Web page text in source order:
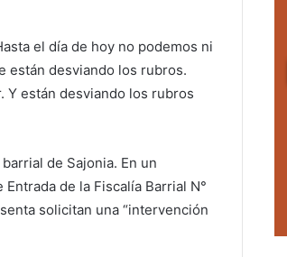
el día de hoy no podemos ni
están desviando los rubros.
Y están desviando los rubros
de Sajonia. En un
de la Fiscalía Barrial N°
solicitan una “intervención